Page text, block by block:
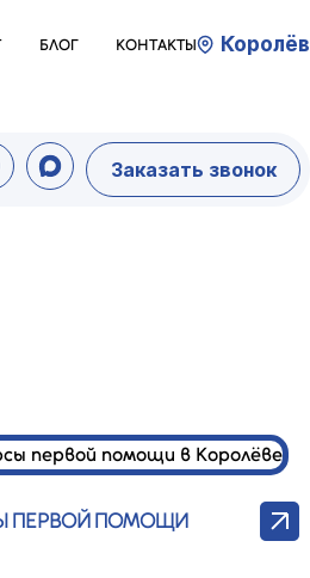
БЛОГ КОНТАКТЫ Королёв
Заказать звонок
ПЕРВОЙ ПОМОЩИ